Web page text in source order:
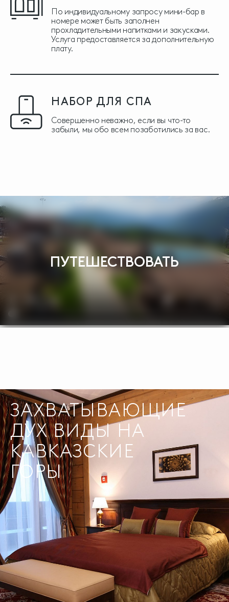
По индивидуальному запросу мини-бар в
номере может быть заполнен
прохладительными напитками и закусками.
Услуга предоставляется за дополнительную
плату.
НАБОР ДЛЯ СПА
Совершенно неважно, если вы что-то
забыли, мы обо всем позаботились за вас.
ПУТЕШЕСТВОВАТЬ
ЗАХВАТЫВАЮЩИЕ
ДУХ ВИДЫ НА
КАВКАЗСКИЕ
ГОРЫ